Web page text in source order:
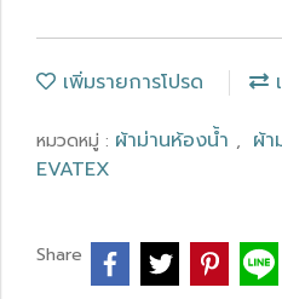
เพิ่มรายการโปรด
หมวดหมู่ : ผ้าม่านห้องน้ำ , ผ้
EVATEX
Share